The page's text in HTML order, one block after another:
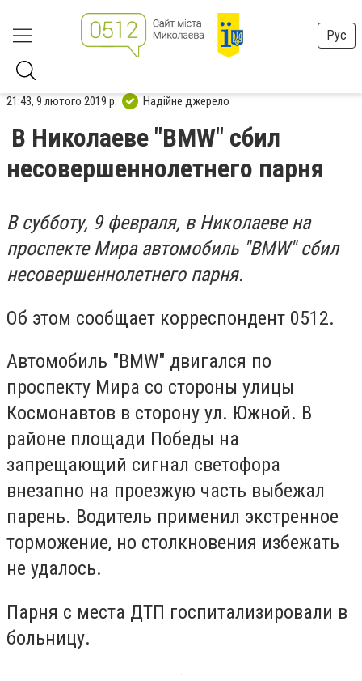
Рус
21:43, 9 лютого 2019 р. Надійне джерело
В Николаеве "BMW" сбил
несовершеннолетнего парня
В субботу, 9 февраля, в Николаеве на
проспекте Мира автомобиль "BMW" сбил
несовершеннолетнего парня.
Об этом сообщает корреспондент 0512.
Автомобиль "BMW" двигался по
проспекту Мира со стороны улицы
Космонавтов в сторону ул. Южной. В
районе площади Победы на
запрещающий сигнал светофора
внезапно на проезжую часть выбежал
парень. Водитель применил экстренное
торможение, но столкновения избежать
не удалось.
Парня с места ДТП госпитализировали в
больницу.